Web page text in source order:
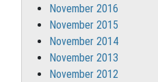
November 2016
November 2015
November 2014
November 2013
November 2012